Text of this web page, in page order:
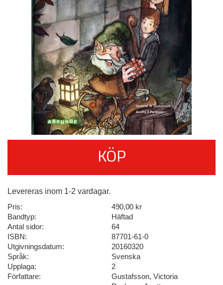
KÖP
Levereras inom 1-2 vardagar.
Pris:
490,00 kr
Bandtyp:
Häftad
Antal sidor:
64
ISBN:
87701-61-0
Utgivningsdatum:
20160320
Språk:
Svenska
Upplaga:
2
Författare:
Gustafsson, Victoria